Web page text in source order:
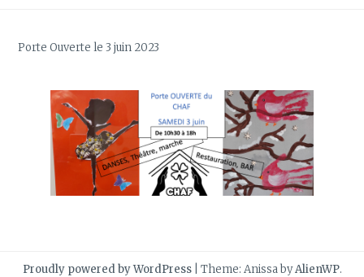
Porte Ouverte le 3 juin 2023
Proudly powered by WordPress Theme: Anissa byAlienWP.